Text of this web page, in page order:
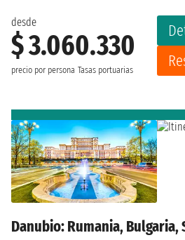
desde
$ 3.060.330
precio por persona Tasas portuarias
Danubio: Rumania, Bulgaria,